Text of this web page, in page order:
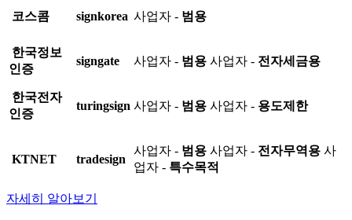
코스콤 signkorea 사업자 - 범용
한국정보
인증
signgate 사업자 - 범용 사업자 - 전자세금용
한국전자
인증
turingsign 사업자 - 범용 사업자 - 용도제한
KTNET tradesign
사업자 - 범용 사업자 - 전자무역용 사
업자 - 특수목적
자세히 알아보기